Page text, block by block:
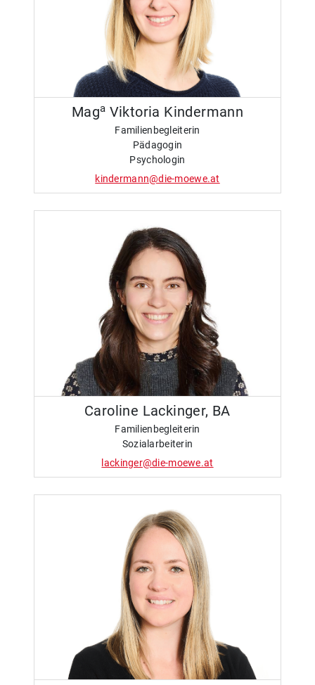
Maga Viktoria Kindermann
Familienbegleiterin
Pädagogin
Psychologin
kindermann@die-moewe.at
Caroline Lackinger, BA
Familienbegleiterin
Sozialarbeiterin
lackinger@die-moewe.at